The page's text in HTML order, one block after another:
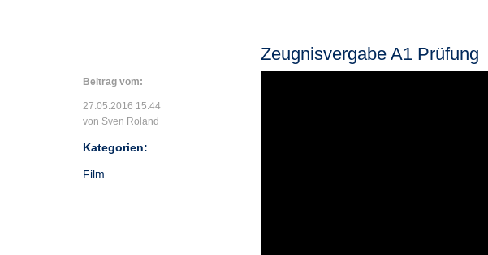
Zeugnisvergabe A1 Prüfung
Beitrag vom:
27.05.2016 15:44
von Sven Roland
Kategorien:
Film